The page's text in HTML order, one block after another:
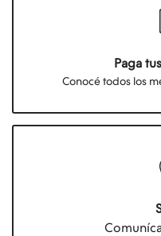
Paga
Conocé todos los